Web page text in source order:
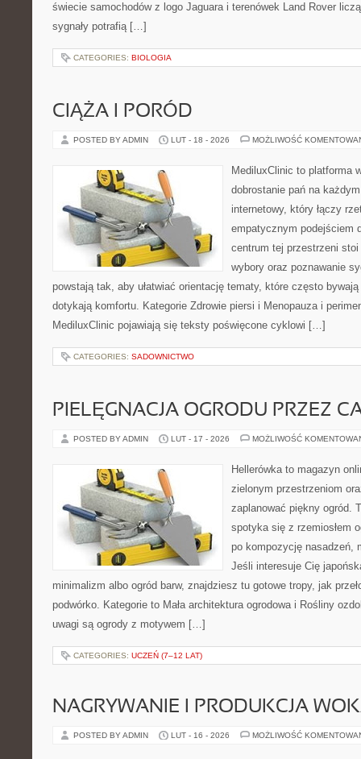
świecie samochodów z logo Jaguara i terenówek Land Rover
sygnały potrafią […]
CATEGORIES: BIOLOGIA
CIĄŻA I PORÓD
POSTED BY ADMIN LUT - 18 - 2026 MOŻLIWOŚĆ
MediluxClinic to platforma
dobrostanie pań na
internetowy, który łączy
empatycznym podejściem
centrum tej przestrzeni
wybory oraz poznawanie
powstają tak, aby ułatwiać orientację tematy, które często
dotykają komfortu. Kategorie Zdrowie piersi i Menopauza i
MediluxClinic pojawiają się teksty poświęcone cyklowi […]
CATEGORIES: SADOWNICTWO
PIELĘGNACJA OGRODU PRZEZ
POSTED BY ADMIN LUT - 17 - 2026 MOŻLIWOŚĆ
Hellerówka to magazyn
zielonym przestrzeniom
zaplanować piękny ogród.
spotyka się z rzemiosłem
po kompozycję nasadzeń,
Jeśli interesuje Cię
minimalizm albo ogród barw, znajdziesz tu gotowe tropy, jak
podwórko. Kategorie to Mała architektura ogrodowa i Rośliny
uwagi są ogrody z motywem […]
CATEGORIES: UCZEŃ (7–12 LAT)
NAGRYWANIE I PRODUKCJA
POSTED BY ADMIN LUT - 16 - 2026 MOŻLIWOŚĆ